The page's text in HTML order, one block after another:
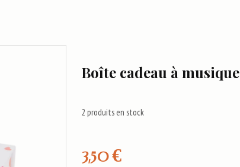
Boîte cadeau à musique
3,50€
2 produits en stock